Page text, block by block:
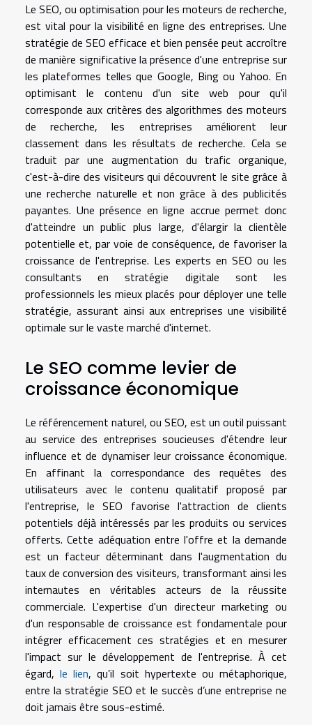
Le SEO, ou optimisation pour les moteurs de recherche,
est vital pour la visibilité en ligne des entreprises. Une
stratégie de SEO efficace et bien pensée peut accroître
de manière significative la présence d'une entreprise sur
les plateformes telles que Google, Bing ou Yahoo. En
optimisant le contenu d'un site web pour qu'il
corresponde aux critères des algorithmes des moteurs
de recherche, les entreprises améliorent leur
classement dans les résultats de recherche. Cela se
traduit par une augmentation du trafic organique,
c'est-à-dire des visiteurs qui découvrent le site grâce à
une recherche naturelle et non grâce à des publicités
payantes. Une présence en ligne accrue permet donc
d'atteindre un public plus large, d'élargir la clientèle
potentielle et, par voie de conséquence, de favoriser la
croissance de l'entreprise. Les experts en SEO ou les
consultants en stratégie digitale sont les
professionnels les mieux placés pour déployer une telle
stratégie, assurant ainsi aux entreprises une visibilité
optimale sur le vaste marché d'internet.
Le SEO comme levier de
croissance économique
Le référencement naturel, ou SEO, est un outil puissant
au service des entreprises soucieuses d'étendre leur
influence et de dynamiser leur croissance économique.
En affinant la correspondance des requêtes des
utilisateurs avec le contenu qualitatif proposé par
l'entreprise, le SEO favorise l'attraction de clients
potentiels déjà intéressés par les produits ou services
offerts. Cette adéquation entre l'offre et la demande
est un facteur déterminant dans l'augmentation du
taux de conversion des visiteurs, transformant ainsi les
internautes en véritables acteurs de la réussite
commerciale. L'expertise d'un directeur marketing ou
d'un responsable de croissance est fondamentale pour
intégrer efficacement ces stratégies et en mesurer
l'impact sur le développement de l'entreprise. À cet
égard,le lien, qu’il soit hypertexte ou métaphorique,
entre la stratégie SEO et le succès d’une entreprise ne
doit jamais être sous-estimé.